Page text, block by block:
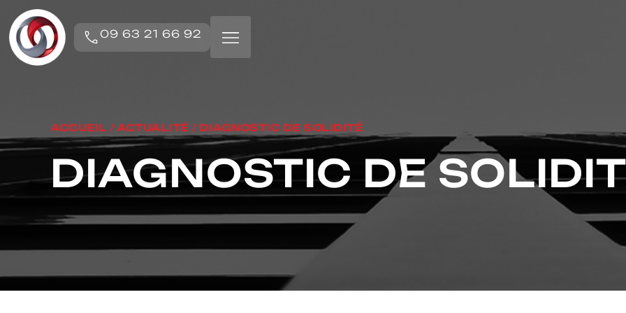
09 63 21 66 92
ACCUEIL / ACTUALITÉ / DIAGNOSTIC DE SOLIDITÉ
DIAGNOSTIC DE